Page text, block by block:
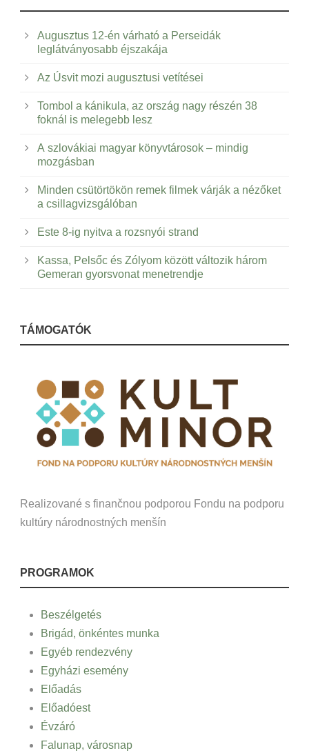
Augusztus 12-én várható a Perseidák
leglátványosabb éjszakája
Az Úsvit mozi augusztusi vetítései
Tombol a kánikula, az ország nagy részén 38
foknál is melegebb lesz
A szlovákiai magyar könyvtárosok – mindig
mozgásban
Minden csütörtökön remek filmek várják a nézőket
a csillagvizsgálóban
Este 8-ig nyitva a rozsnyói strand
Kassa, Pelsőc és Zólyom között változik három
Gemeran gyorsvonat menetrendje
TÁMOGATÓK
Realizované s finančnou podporou Fondu na podporu
kultúry národnostných menšín
PROGRAMOK
Beszélgetés
Brigád, önkéntes munka
Egyéb rendezvény
Egyházi esemény
Előadás
Előadóest
Évzáró
Falunap, városnap